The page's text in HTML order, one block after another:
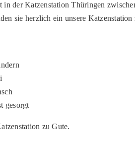
in der Katzenstation Thüringen
sie herzlich ein unsere Katzenstation
gesorgt
zu Gute.